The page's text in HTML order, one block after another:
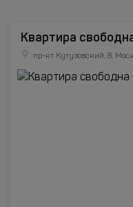
Квартира
пр-кт Кутузовский, 8,